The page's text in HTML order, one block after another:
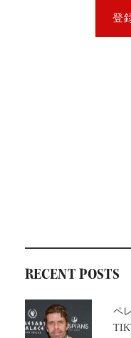
登
RECENT POSTS
ペ